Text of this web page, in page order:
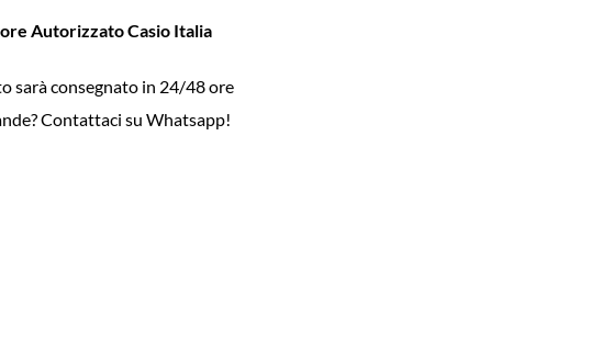
Autorizzato Casio Italia
sarà consegnato in 24/48 ore
Contattaci su Whatsapp!